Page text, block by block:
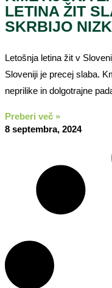
LETINA ŽIT
SKRBIJO
Letošnja letina žit v
Sloveniji je precej slaba.
neprilike in dolgotrajne
Preberi več »
8 septembra, 2024